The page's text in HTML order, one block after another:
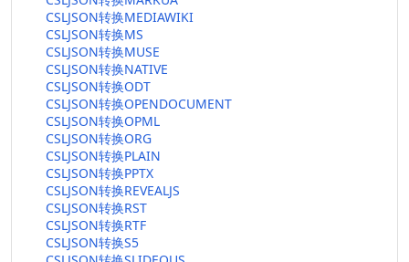
CSLJSON转换MEDIAWIKI
CSLJSON转换MS
CSLJSON转换MUSE
CSLJSON转换NATIVE
CSLJSON转换ODT
CSLJSON转换OPENDOCUMENT
CSLJSON转换OPML
CSLJSON转换ORG
CSLJSON转换PLAIN
CSLJSON转换PPTX
CSLJSON转换REVEALJS
CSLJSON转换RST
CSLJSON转换RTF
CSLJSON转换S5